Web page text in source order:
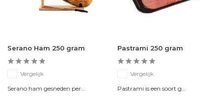
Serano Ham 250 gram
Vergelijk
Serano ham gesneden per...
Pastrami 250 gram
Vergelijk
Pastrami is een soort g...